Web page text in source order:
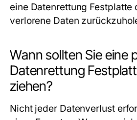
eine Datenrettung Festplatte
verlorene Daten
Wann sollten Sie eine
Datenrettung
ziehen?
Nicht jeder Datenverlust